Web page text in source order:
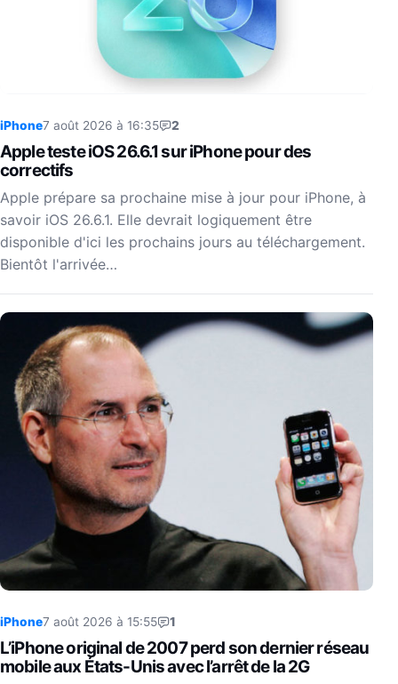
iPhone7 août 2026 à 16:35 2
Apple teste iOS 26.6.1 sur iPhone pour des
correctifs
Apple prépare sa prochaine mise à jour pour iPhone, à
savoir iOS 26.6.1. Elle devrait logiquement être
disponible d'ici les prochains jours au téléchargement.
Bientôt l'arrivée…
iPhone7 août 2026 à 15:55 1
L’iPhone original de 2007 perd son dernier réseau
mobile aux États-Unis avec l’arrêt de la 2G